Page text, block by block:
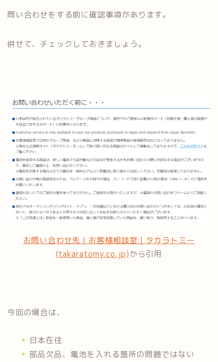
問い合わせをする前に確認事項があります。
併せて、チェックしておきましょう。
お問い合わせ先｜お客様相談室｜タカラトミー
(takaratomy.co.jp)から引用
今回の場合は、
日本在住
部品欠品、電池を入れる箇所の問題ではない